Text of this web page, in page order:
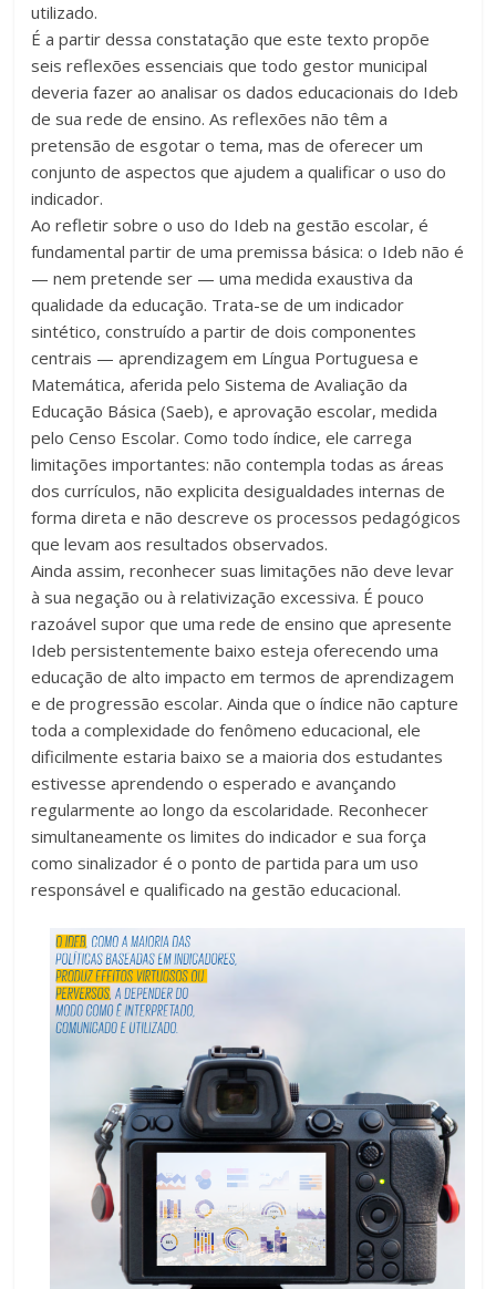
propósito
da
Educatrix!
utilizado.
É a partir dessa constatação que este texto propõe
seis reflexões essenciais que todo gestor municipal
deveria fazer ao analisar os dados educacionais do Ideb
de sua rede de ensino. As reflexões não têm a
pretensão de esgotar o tema, mas de oferecer um
conjunto de aspectos que ajudem a qualificar o uso do
indicador.
Ao refletir sobre o uso do Ideb na gestão escolar, é
fundamental partir de uma premissa básica: o Ideb não é
— nem pretende ser — uma medida exaustiva da
qualidade da educação. Trata-se de um indicador
sintético, construído a partir de dois componentes
centrais — aprendizagem em Língua Portuguesa e
Matemática, aferida pelo Sistema de Avaliação da
Educação Básica (Saeb), e aprovação escolar, medida
pelo Censo Escolar. Como todo índice, ele carrega
limitações importantes: não contempla todas as áreas
dos currículos, não explicita desigualdades internas de
forma direta e não descreve os processos pedagógicos
que levam aos resultados observados.
Ainda assim, reconhecer suas limitações não deve levar
à sua negação ou à relativização excessiva. É pouco
razoável supor que uma rede de ensino que apresente
Ideb persistentemente baixo esteja oferecendo uma
educação de alto impacto em termos de aprendizagem
e de progressão escolar. Ainda que o índice não capture
toda a complexidade do fenômeno educacional, ele
dificilmente estaria baixo se a maioria dos estudantes
estivesse aprendendo o esperado e avançando
regularmente ao longo da escolaridade. Reconhecer
simultaneamente os limites do indicador e sua força
como sinalizador é o ponto de partida para um uso
responsável e qualificado na gestão educacional.